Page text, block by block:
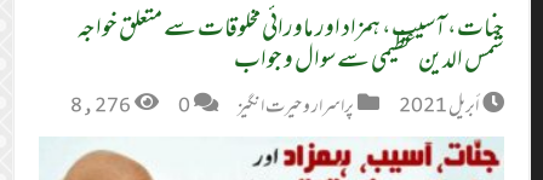
جنات، آسیب، ہمزاد اور ماورائی مخلوقات سے متعلق خواجہ
شمس الدین عظیمی سے سوال و جواب
أبريل 2021 پراسرار و حیرت انگیز 0
8,276